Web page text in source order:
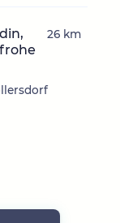
26 km